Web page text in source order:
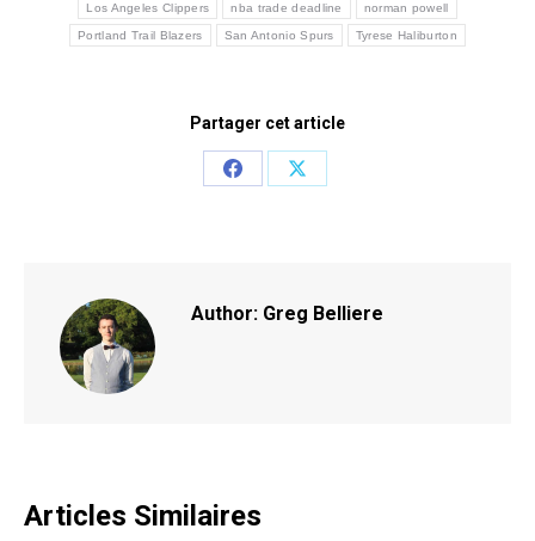
Los Angeles Clippers nba trade deadline norman powell
Portland Trail Blazers San Antonio Spurs Tyrese Haliburton
Partager cet article
Share
Share
Author: Greg Belliere
Articles Similaires